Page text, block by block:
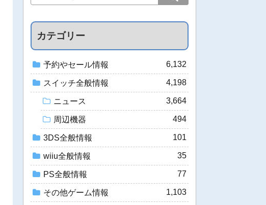
カテゴリー
予約やセール情報 6,132
スイッチ全般情報 4,198
ニュース 3,664
周辺機器 494
3DS全般情報 101
wiiu全般情報 35
PS全般情報 77
その他ゲーム情報 1,103